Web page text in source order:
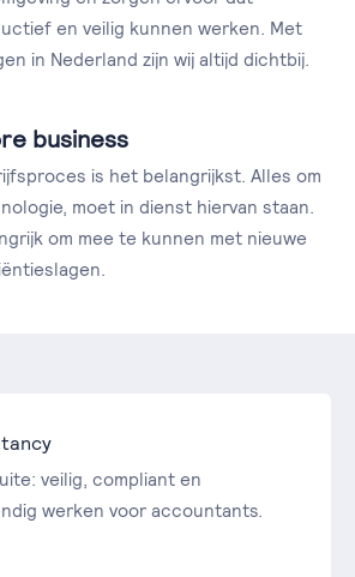
en veilig kunnen werken. Met
in Nederland zijn wij altijd dichtbij.
business
is het belangrijkst. Alles om
moet in dienst hiervan staan.
om mee te kunnen met nieuwe
veilig, compliant en
werken voor accountants.